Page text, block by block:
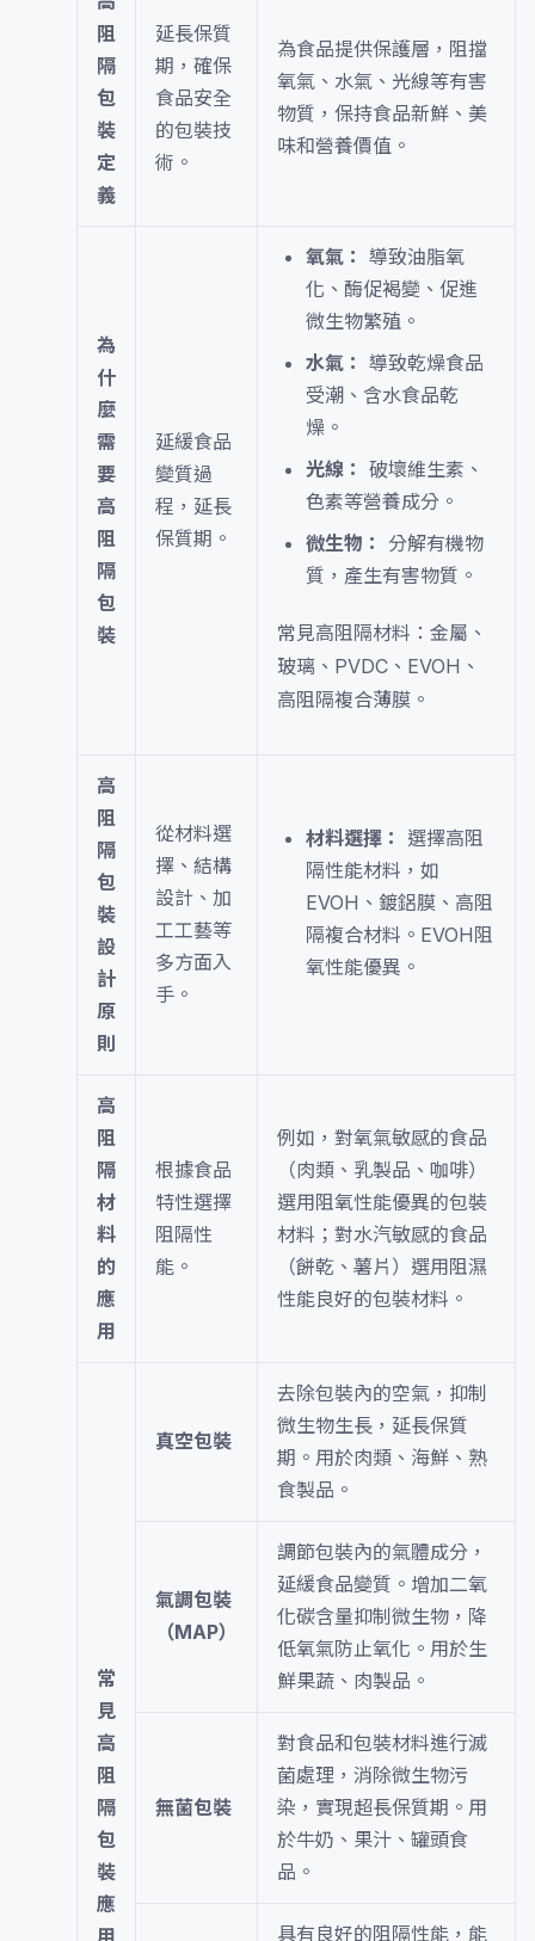
阻
隔
包
裝
定
義
延長保質
期，確保
食品安全
的包裝技
術。
為食品提供保護層，阻擋
氧氣、水氣、光線等有害
物質，保持食品新鮮、美
味和營養價值。
為
什
麼
需
要
高
阻
隔
包
裝
延緩食品
變質過
程，延長
保質期。
氧氣： 導致油脂氧
化、酶促褐變、促進
微生物繁殖。
水氣： 導致乾燥食品
受潮、含水食品乾
燥。
光線： 破壞維生素、
色素等營養成分。
微生物：
分解有機物
質，產生有害物質。
常見高阻隔材料：金屬、
玻璃、PVDC、EVOH、
高阻隔複合薄膜。
高
阻
隔
包
裝
設
計
原
則
從材料選
擇、結構
設計、加
工工藝等
多方面入
手。
材料選擇：
選擇高阻
隔性能材料，如
EVOH、鍍鋁膜、高阻
隔複合材料。EVOH阻
氧性能優異。
高
阻
隔
材
料
的
應
用
根據食品
特性選擇
阻隔性
能。
例如，對氧氣敏感的食品
（肉類、乳製品、咖啡）
選用阻氧性能優異的包裝
材料；對水汽敏感的食品
（餅乾、薯片）選用阻濕
性能良好的包裝材料。
常
見
高
阻
隔
包
裝
應
用
真空包裝
去除包裝內的空氣，抑制
微生物生長，延長保質
期。用於肉類、海鮮、熟
食製品。
氣調包裝
（MAP）
調節包裝內的氣體成分，
延緩食品變質。增加二氧
化碳含量抑制微生物，降
低氧氣防止氧化。用於生
鮮果蔬、肉製品。
無菌包裝
對食品和包裝材料進行滅
菌處理，消除微生物污
染，實現超長保質期。用
於牛奶、果汁、罐頭食
品。
具有良好的阻隔性能，能